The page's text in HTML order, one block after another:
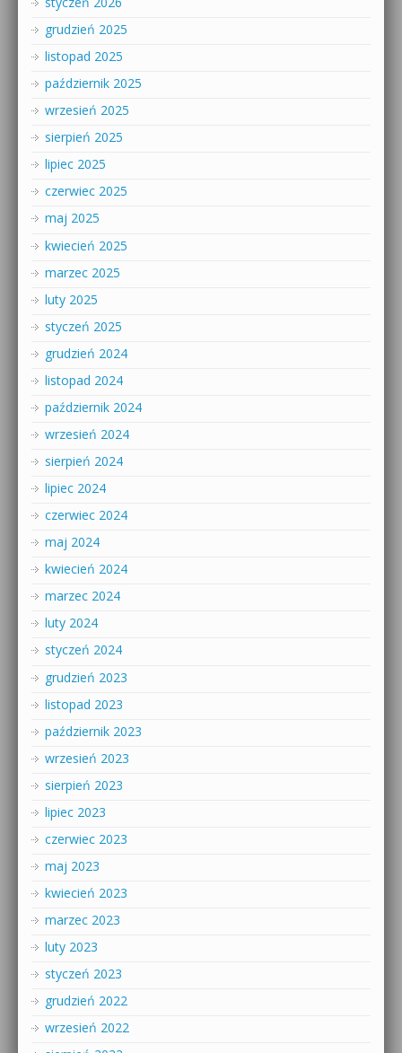
grudzień 2025
listopad 2025
październik 2025
wrzesień 2025
sierpień 2025
lipiec 2025
czerwiec 2025
maj 2025
kwiecień 2025
marzec 2025
luty 2025
styczeń 2025
grudzień 2024
listopad 2024
październik 2024
wrzesień 2024
sierpień 2024
lipiec 2024
czerwiec 2024
maj 2024
kwiecień 2024
marzec 2024
luty 2024
styczeń 2024
grudzień 2023
listopad 2023
październik 2023
wrzesień 2023
sierpień 2023
lipiec 2023
czerwiec 2023
maj 2023
kwiecień 2023
marzec 2023
luty 2023
styczeń 2023
grudzień 2022
wrzesień 2022